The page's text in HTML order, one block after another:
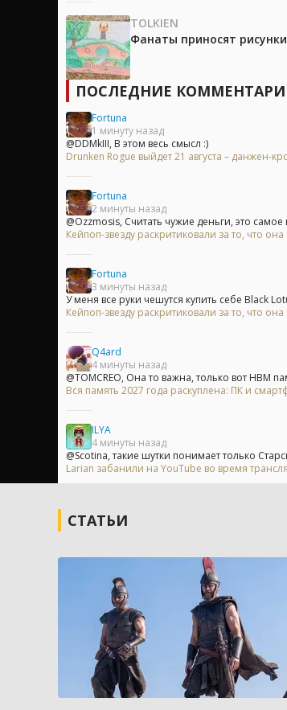
TOLKIEN
Фанаты приносят
ПОСЛЕДНИЕ
Fortuna
1 минуту назад
@DDMkIII, В этом весь смысл :)
Drunken Rogue выйдет 21 августа – данжен-
Fortuna
2 минуты назад
@Ozzmosis, Считать чужие деньги, это
Кейпоп-звезду раскритиковали за то, что
Fortuna
3 минуты назад
У меня все руки чешутся купить себе Black
Кейпоп-звезду раскритиковали за то, что
Q4ard
4 минуты назад
@TOMCREO, Она то важна, только вот HBM
Вся память 2027 года раскуплена: ПК и
ILYA
4 минуты назад
@Scotina, такие шутки понимает только
Larian забанили на YouTube во время
СТАТЬИ